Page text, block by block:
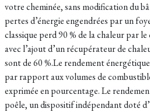
votre cheminée, sans modification du
pertes d’énergie engendrées par un
classique perd 90 % de la chaleur par
avec l’ajout d’un récupérateur de
sont de 60 %.Le rendement
par rapport aux volumes de
exprimée en pourcentage. Le
poêle, un dispositif indépendant doté